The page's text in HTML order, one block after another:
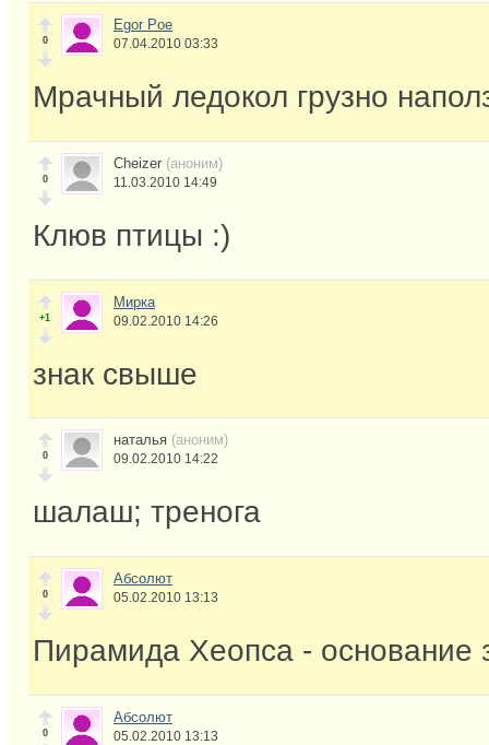
0
Egor Poe
07.04.2010 03:33
Мрачный ледокол грузно
0
Cheizer (аноним)
11.03.2010 14:49
Клюв птицы :)
+1
Мирка
09.02.2010 14:26
знак свыше
0
наталья (аноним)
09.02.2010 14:22
шалаш; тренога
0
Абсолют
05.02.2010 13:13
Пирамида Хеопса - основание
0
Абсолют
05.02.2010 13:13